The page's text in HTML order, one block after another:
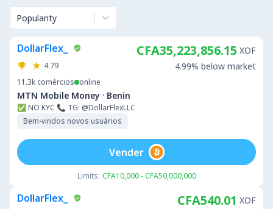
Popularity
DollarFlex_
4.79
11.3k comércios online
MTN Mobile Money · Benin
✅ NO KYC 📞 TG: @DollarFlexLLC
Bem-vindos novos usuários
CFA35,223,856.15 XOF
4.99% below market
Limits: CFA10,000 - CFA50,000,000
Vender
DollarFlex_ CFA540.01 XOF